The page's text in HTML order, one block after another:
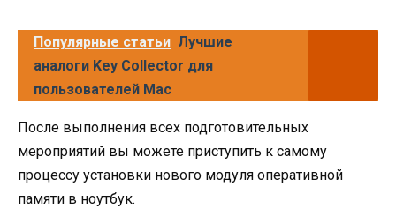
Популярные статьи Лучшие
аналоги Key Collector для
пользователей Mac
После выполнения всех подготовительных
мероприятий вы можете приступить к самому
процессу установки нового модуля оперативной
памяти в ноутбук.